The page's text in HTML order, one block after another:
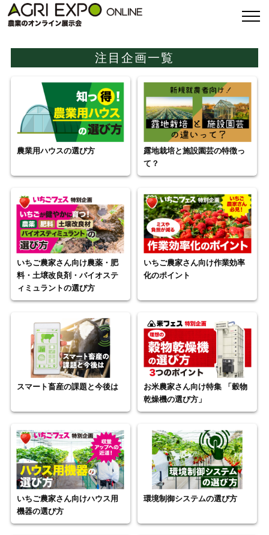
注目企画一覧
農業用ハウスの選び方
露地栽培と施設園芸の特徴っ
て？
いちご農家さん向け農薬・肥
料・土壌改良剤・バイオステ
ィミュラントの選び方
いちご農家さん向け作業効率
化のポイント
スマート畜産の課題と今後は
お米農家さん向け特集 「穀物
乾燥機の選び方」
いちご農家さん向けハウス用
機器の選び方
環境制御システムの選び方